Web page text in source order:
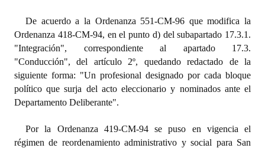
Premio al Mérito - Registro
Audiencias Públicas - Registro
Mujeres que Dejaron Huellas - Registro
Periodistas Decanos - Registro
Ciudadano Ilustre - Registro
De acuerdo a la Ordenanza 551-CM-96 que modifica la
Ordenanza 418-CM-94, en el punto d) del subapartado 17.3.1.
"Integración", correspondiente al apartado 17.3.
"Conducción", del artículo 2º, quedando redactado de la
siguiente forma: "Un profesional designado por cada bloque
político que surja del acto eleccionario y nominados ante el
Departamento Deliberante".
Por la Ordenanza 419-CM-94 se puso en vigencia el
régimen de reordenamiento administrativo y social para San